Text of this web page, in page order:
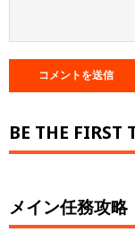
BE THE FIRST
メイン任務攻略